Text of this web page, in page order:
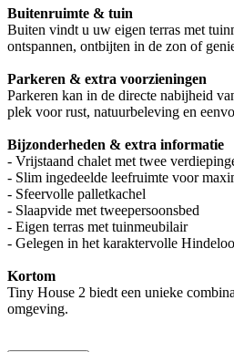
Buitenruimte & tuin
Buiten vindt u uw eigen terras met
ontspannen, ontbijten in de zon of
Parkeren & extra voorzieningen
Parkeren kan in de directe nabijheid
plek voor rust, natuurbeleving en
Bijzonderheden & extra informatie
- Vrijstaand chalet met twee
- Slim ingedeelde leefruimte voor
- Sfeervolle palletkachel
- Slaapvide met tweepersoonsbed
- Eigen terras met tuinmeubilair
- Gelegen in het karaktervolle
Kortom
Tiny House 2 biedt een unieke
omgeving.